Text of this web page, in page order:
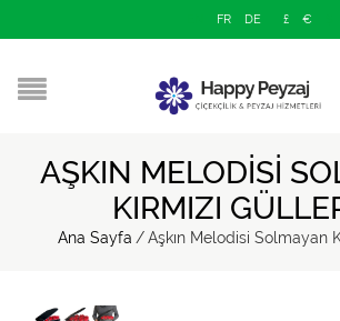
FR DE £ €
AŞKIN MELODISI
KIRMIZI
Ana Sayfa / Aşkın Melodisi Solmayan